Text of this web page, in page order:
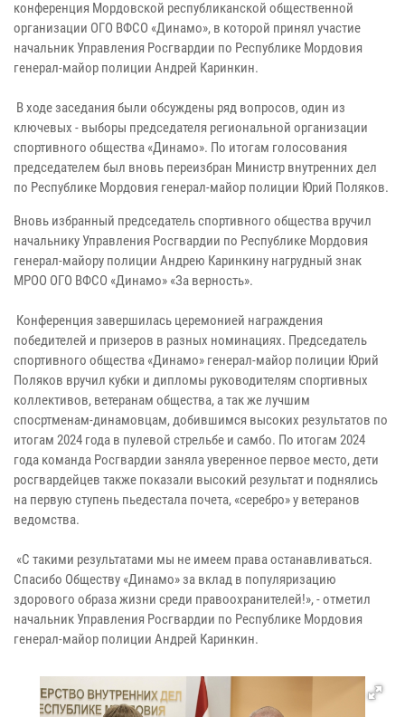
конференция Мордовской республиканской общественной
организации ОГО ВФСО «Динамо», в которой принял участие
начальник Управления Росгвардии по Республике Мордовия
генерал-майор полиции Андрей Каринкин.
В ходе заседания были обсуждены ряд вопросов, один из
ключевых - выборы председателя региональной организации
спортивного общества «Динамо». По итогам голосования
председателем был вновь переизбран Министр внутренних дел
по Республике Мордовия генерал-майор полиции Юрий Поляков.
Вновь избранный председатель спортивного общества вручил
начальнику Управления Росгвардии по Республике Мордовия
генерал-майору полиции Андрею Каринкину нагрудный знак
МРОО ОГО ВФСО «Динамо» «За верность».
Конференция завершилась церемонией награждения
победителей и призеров в разных номинациях. Председатель
спортивного общества «Динамо» генерал-майор полиции Юрий
Поляков вручил кубки и дипломы руководителям спортивных
коллективов, ветеранам общества, а так же лучшим
спосртменам-динамовцам, добившимся высоких результатов по
итогам 2024 года в пулевой стрельбе и самбо. По итогам 2024
года команда Росгвардии заняла уверенное первое место, дети
росгвардейцев также показали высокий результат и поднялись
на первую ступень пьедестала почета, «серебро» у ветеранов
ведомства.
«С такими результатами мы не имеем права останавливаться.
Спасибо Обществу «Динамо» за вклад в популяризацию
здорового образа жизни среди правоохранителей!», - отметил
начальник Управления Росгвардии по Республике Мордовия
генерал-майор полиции Андрей Каринкин.